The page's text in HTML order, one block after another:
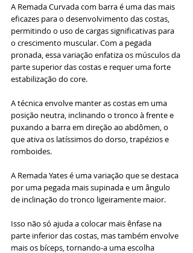
A Remada Curvada com barra é uma das mais
eficazes para o desenvolvimento das costas,
permitindo o uso de cargas significativas para
o crescimento muscular. Com a pegada
pronada, essa variação enfatiza os músculos da
parte superior das costas e requer uma forte
estabilização do core.
A técnica envolve manter as costas em uma
posição neutra, inclinando o tronco à frente e
puxando a barra em direção ao abdômen, o
que ativa os latíssimos do dorso, trapézios e
romboides.
A Remada Yates é uma variação que se destaca
por uma pegada mais supinada e um ângulo
de inclinação do tronco ligeiramente maior.
Isso não só ajuda a colocar mais ênfase na
parte inferior das costas, mas também envolve
mais os bíceps, tornando-a uma escolha